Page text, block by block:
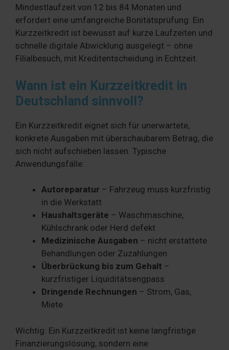
Mindestlaufzeit von 12 bis 84 Monaten und
erfordert eine umfangreiche Bonitätsprüfung. Ein
Kurzzeitkredit ist bewusst auf kurze Laufzeiten und
schnelle digitale Abwicklung ausgelegt – ohne
Filialbesuch, mit Kreditentscheidung in Echtzeit.
Wann ist ein Kurzzeitkredit in
Deutschland sinnvoll?
Ein Kurzzeitkredit eignet sich für unerwartete,
konkrete Ausgaben mit überschaubarem Betrag, die
sich nicht aufschieben lassen. Typische
Anwendungsfälle:
Autoreparatur – Fahrzeug muss kurzfristig
in die Werkstatt
Haushaltsgeräte – Waschmaschine,
Kühlschrank oder Herd defekt
Medizinische Ausgaben – nicht erstattete
Behandlungen oder Zuzahlungen
Überbrückung bis zum Gehalt –
kurzfristiger Liquiditätsengpass
Dringende Rechnungen – Strom, Gas,
Miete
Wichtig: Ein Kurzzeitkredit ist keine langfristige
Finanzierungslösung, sondern eine